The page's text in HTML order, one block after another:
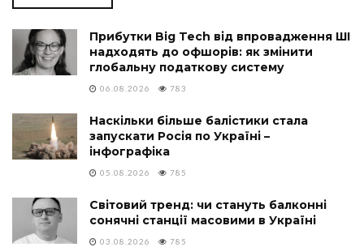
Прибутки Big Tech від впровадження ШІ
надходять до офшорів: як змінити
глобальну податкову систему
06.08.2026 783
Наскільки більше балістики стала
запускати Росія по Україні –
інфографіка
05.08.2026 785
Світовий тренд: чи стануть балконні
сонячні станції масовими в Україні
03.08.2026 785